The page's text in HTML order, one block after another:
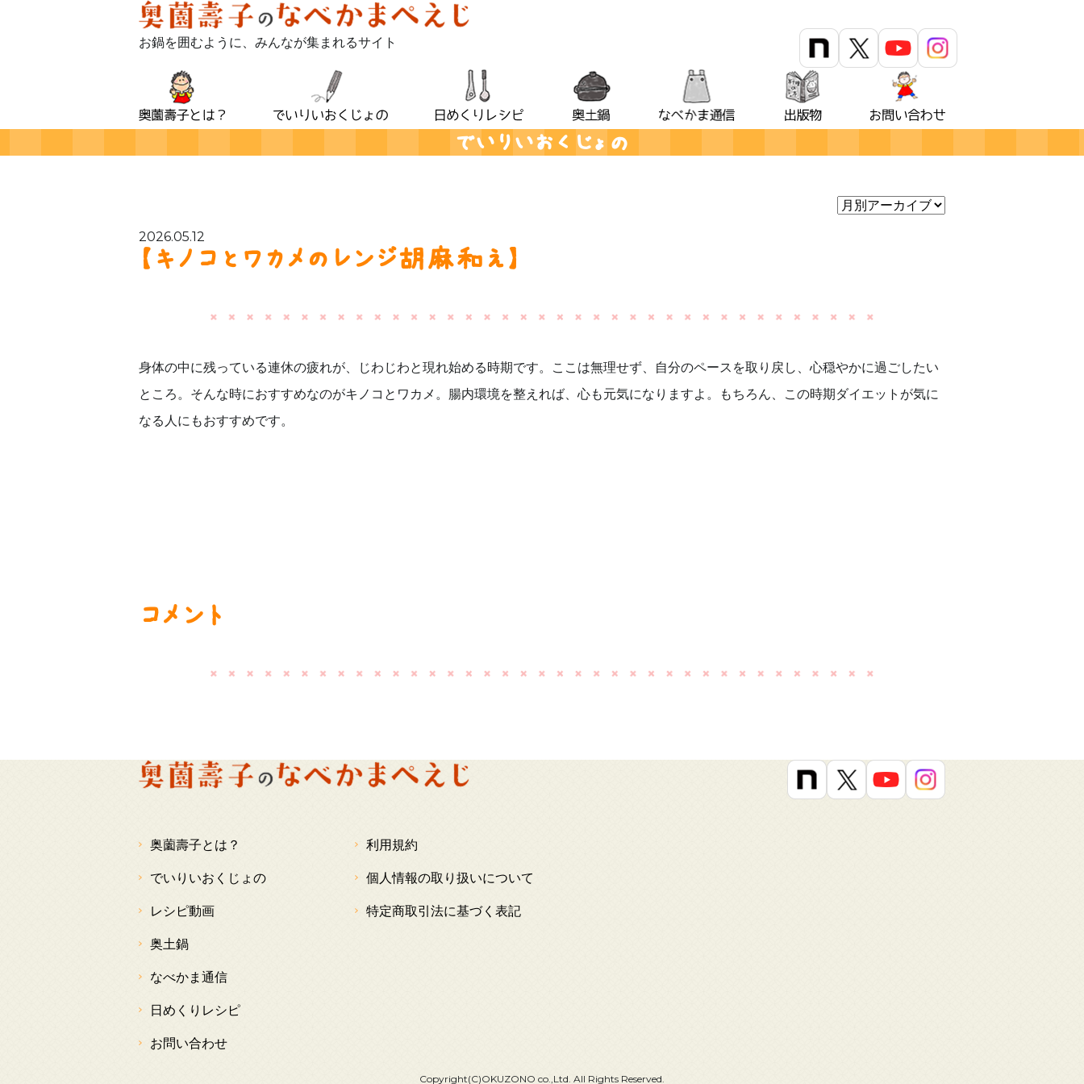
お鍋を囲むように、みんなが集まれるサイト
でいりいおくじょの
2026.05.12
【キノコとワカメのレンジ胡麻和え】
身体の中に残っている連休の疲れが、じわじわと現れ始める時期です。ここは無理せず、自分のペースを取り戻し、心穏やかに過ごしたい
ところ。そんな時におすすめなのがキノコとワカメ。腸内環境を整えれば、心も元気になりますよ。もちろん、この時期ダイエットが気に
なる人にもおすすめです。
コメント
奥薗壽子とは？
でいりいおくじょの
レシピ動画
奥土鍋
なべかま通信
日めくりレシピ
お問い合わせ
利用規約
個人情報の取り扱いについて
特定商取引法に基づく表記
Copyright(C)OKUZONO co.,Ltd. All Rights Reserved.